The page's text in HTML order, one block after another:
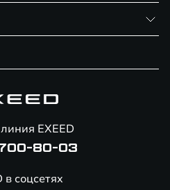
EXEED
80-03
в соцсетях